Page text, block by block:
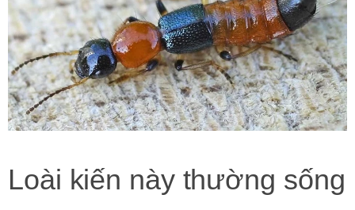
Loài kiến này thường sống